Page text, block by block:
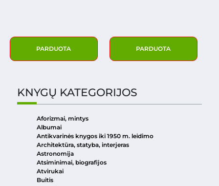
PARDUOTA PARDUOTA
KNYGŲ KATEGORIJOS
Aforizmai, mintys
Albumai
Antikvarinės knygos iki 1950 m. leidimo
Architektūra, statyba, interjeras
Astronomija
Atsiminimai, biografijos
Atvirukai
Buitis